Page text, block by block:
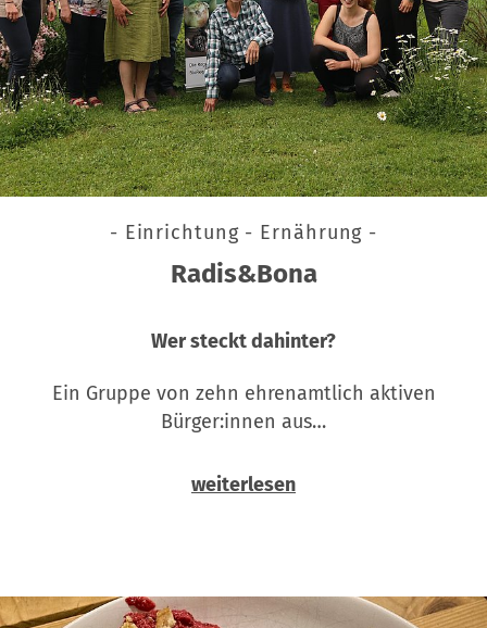
- Einrichtung - Ernährung -
Radis&Bona
Wer steckt dahinter?
Ein Gruppe von zehn ehrenamtlich aktiven
Bürger:innen aus…
weiterlesen